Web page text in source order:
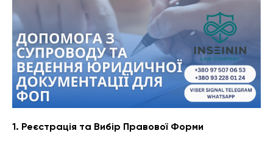
1. Реєстрація та Вибір Правової Форми